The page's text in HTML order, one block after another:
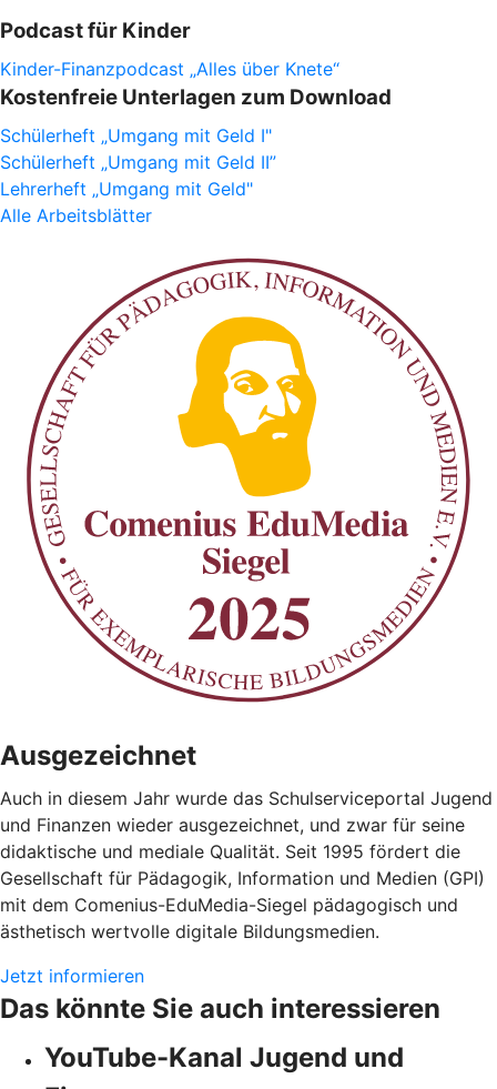
Podcast für Kinder
Kinder-Finanzpodcast „Alles über Knete“
Kostenfreie Unterlagen zum Download
Schülerheft „Umgang mit Geld I"
Schülerheft „Umgang mit Geld II”
Lehrerheft „Umgang mit Geld"
Alle Arbeitsblätter
Ausgezeichnet
Auch in diesem Jahr wurde das Schulserviceportal Jugend
und Finanzen wieder ausgezeichnet, und zwar für seine
didaktische und mediale Qualität. Seit 1995 fördert die
Gesellschaft für Pädagogik, Information und Medien (GPI)
mit dem Comenius-EduMedia-Siegel pädagogisch und
ästhetisch wertvolle digitale Bildungsmedien.
Jetzt informieren
Das könnte Sie auch interessieren
YouTube-Kanal Jugend und